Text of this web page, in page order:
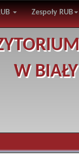
Zespoły RUB
W